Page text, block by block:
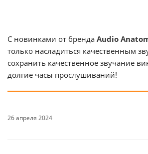
С новинками от бренда Audio
только насладиться качественным
сохранить качественное звучание
долгие часы прослушиваний!
26 апреля 2024